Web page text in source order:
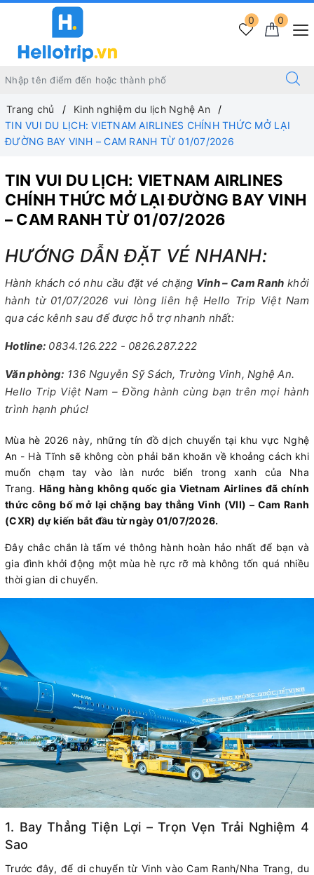
0
0
Trang chủ
Kinh nghiệm du lịch Nghệ An
TIN VUI DU LỊCH: VIETNAM AIRLINES CHÍNH THỨC MỞ LẠI
ĐƯỜNG BAY VINH – CAM RANH TỪ 01/07/2026
TIN VUI DU LỊCH: VIETNAM AIRLINES
CHÍNH THỨC MỞ LẠI ĐƯỜNG BAY VINH
– CAM RANH TỪ 01/07/2026
HƯỚNG DẪN ĐẶT VÉ NHANH:
Hành khách có nhu cầu đặt vé chặng Vinh – Cam Ranh khởi
hành từ 01/07/2026 vui lòng liên hệ Hello Trip Việt Nam
qua các kênh sau để được hỗ trợ nhanh nhất:
Hotline: 0834.126.222 - 0826.287.222
Văn phòng: 136 Nguyễn Sỹ Sách, Trường Vinh, Nghệ An.
Hello Trip Việt Nam – Đồng hành cùng bạn trên mọi hành
trình hạnh phúc!
Mùa hè 2026 này, những tín đồ dịch chuyển tại khu vực Nghệ
An - Hà Tĩnh sẽ không còn phải băn khoăn về khoảng cách khi
muốn chạm tay vào làn nước biển trong xanh của Nha
Trang.Hãng hàng không quốc gia Vietnam Airlines đã chính
thức công bố mở lại chặng bay thẳng Vinh (VII) – Cam Ranh
(CXR) dự kiến bắt đầu từ ngày 01/07/2026.
Đây chắc chắn là tấm vé thông hành hoàn hảo nhất để bạn và
gia đình khởi động một mùa hè rực rỡ mà không tốn quá nhiều
thời gian di chuyển.
1. Bay Thẳng Tiện Lợi – Trọn Vẹn Trải Nghiệm 4
Sao
Trước đây, để di chuyển từ Vinh vào Cam Ranh/Nha Trang, du